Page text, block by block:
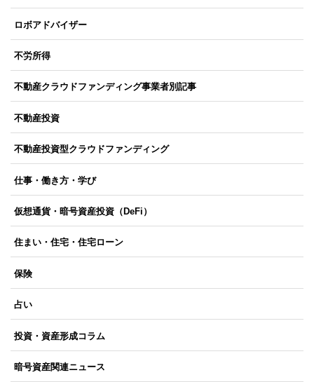
ロボアドバイザー
不労所得
不動産クラウドファンディング事業者別記事
不動産投資
不動産投資型クラウドファンディング
仕事・働き方・学び
仮想通貨・暗号資産投資（DeFi）
住まい・住宅・住宅ローン
保険
占い
投資・資産形成コラム
暗号資産関連ニュース